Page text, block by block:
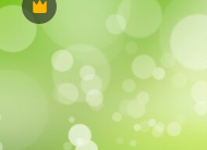
Premium